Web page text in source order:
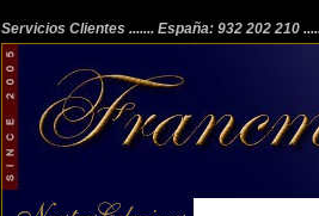
Servicios Clientes ....... España: 932 202 210